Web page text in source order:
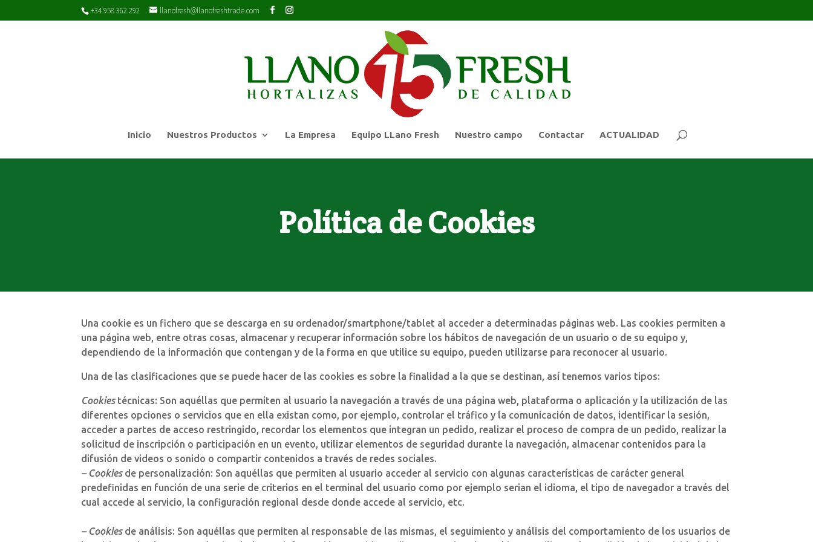
+34 958 362 292 llanofresh@llanofreshtrade.com
Inicio Nuestros Productos La Empresa Equipo LLano Fresh Nuestro campo Contactar ACTUALIDAD
Política de Cookies
Una cookie es un fichero que se descarga en su ordenador/smartphone/tablet al acceder a determinadas páginas web. Las cookies permiten a
una página web, entre otras cosas, almacenar y recuperar información sobre los hábitos de navegación de un usuario o de su equipo y,
dependiendo de la información que contengan y de la forma en que utilice su equipo, pueden utilizarse para reconocer al usuario.
Una de las clasificaciones que se puede hacer de las cookies es sobre la finalidad a la que se destinan, así tenemos varios tipos:
Cookies técnicas: Son aquéllas que permiten al usuario la navegación a través de una página web, plataforma o aplicación y la utilización de las
diferentes opciones o servicios que en ella existan como, por ejemplo, controlar el tráfico y la comunicación de datos, identificar la sesión,
acceder a partes de acceso restringido, recordar los elementos que integran un pedido, realizar el proceso de compra de un pedido, realizar la
solicitud de inscripción o participación en un evento, utilizar elementos de seguridad durante la navegación, almacenar contenidos para la
difusión de videos o sonido o compartir contenidos a través de redes sociales.
– Cookies de personalización: Son aquéllas que permiten al usuario acceder al servicio con algunas características de carácter general
predefinidas en función de una serie de criterios en el terminal del usuario como por ejemplo serian el idioma, el tipo de navegador a través del
cual accede al servicio, la configuración regional desde donde accede al servicio, etc.
– Cookies de análisis: Son aquéllas que permiten al responsable de las mismas, el seguimiento y análisis del comportamiento de los usuarios de